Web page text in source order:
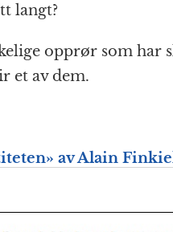
langt?
opprør som har
et av dem.
av Alain